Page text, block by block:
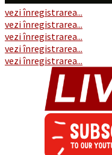
vezi înregistrarea...
vezi înregistrarea...
vezi înregistrarea...
vezi înregistrarea...
vezi înregistrarea...